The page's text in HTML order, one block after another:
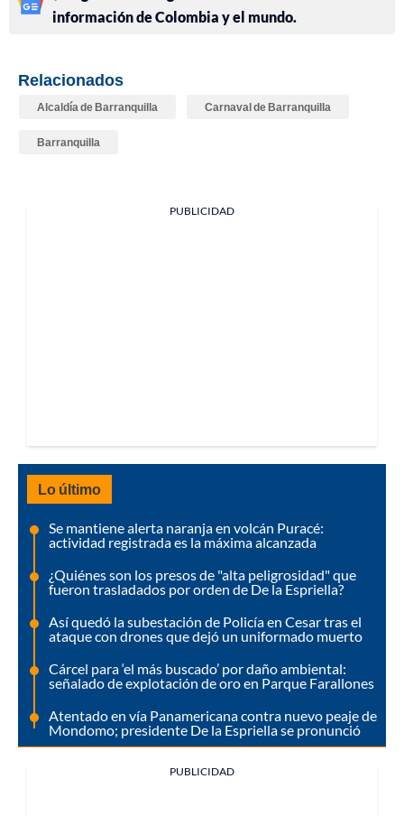
información de Colombia y el mundo.
Relacionados
Alcaldía de Barranquilla Carnaval de Barranquilla
Barranquilla
PUBLICIDAD
Lo último
Se mantiene alerta naranja en volcán Puracé:
actividad registrada es la máxima alcanzada
¿Quiénes son los presos de "alta peligrosidad" que
fueron trasladados por orden de De la Espriella?
Así quedó la subestación de Policía en Cesar tras el
ataque con drones que dejó un uniformado muerto
Cárcel para ‘el más buscado’ por daño ambiental:
señalado de explotación de oro en Parque Farallones
Atentado en vía Panamericana contra nuevo peaje de
Mondomo; presidente De la Espriella se pronunció
PUBLICIDAD